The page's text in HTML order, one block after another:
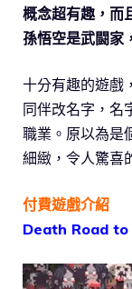
概念超有趣，而
孫悟空是武闘家
十分有趣的遊戲
同伴改名字，名
職業。原以為是
細緻，令人驚喜
付費遊戲介紹
Death Road to